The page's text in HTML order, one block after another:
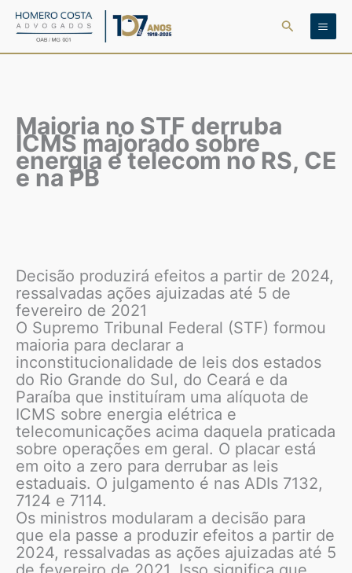
para
Pesquisar
Maioria no STF derruba
ICMS majorado sobre
energia e telecom no RS, CE
e na PB
Decisão produzirá efeitos a partir de 2024,
ressalvadas ações ajuizadas até 5 de
fevereiro de 2021
O Supremo Tribunal Federal (STF) formou
maioria para declarar a
inconstitucionalidade de leis dos estados
do Rio Grande do Sul, do Ceará e da
Paraíba que instituíram uma alíquota de
ICMS sobre energia elétrica e
telecomunicações acima daquela praticada
sobre operações em geral. O placar está
em oito a zero para derrubar as leis
estaduais. O julgamento é nas ADIs 7132,
7124 e 7114.
Os ministros modularam a decisão para
que ela passe a produzir efeitos a partir de
2024, ressalvadas as ações ajuizadas até 5